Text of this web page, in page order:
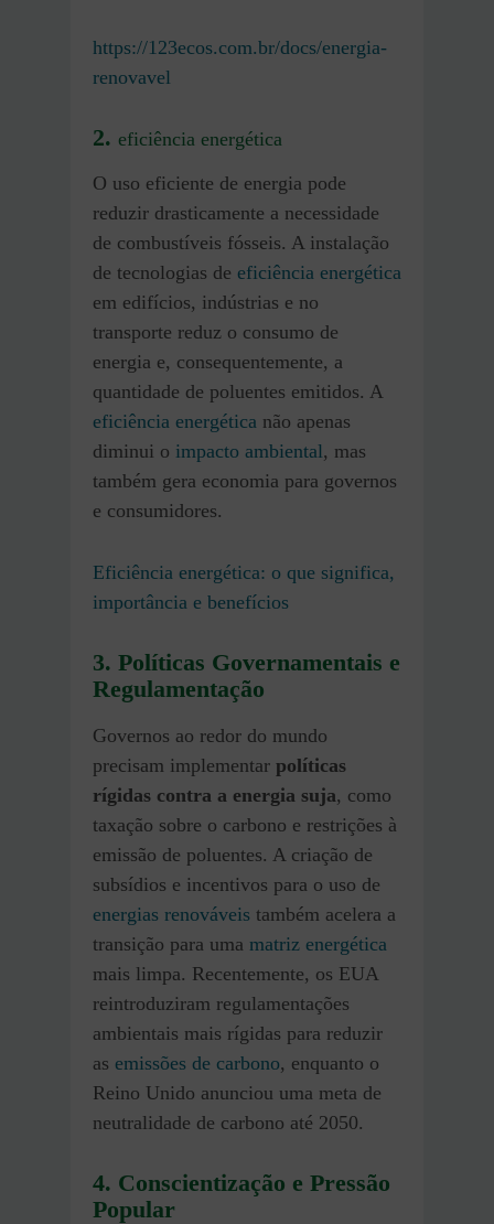
https://123ecos.com.br/docs/energia-
renovavel
2. eficiência energética
O uso eficiente de energia pode
reduzir drasticamente a necessidade
de combustíveis fósseis. A instalação
de tecnologias de eficiência energética
em edifícios, indústrias e no
transporte reduz o consumo de
energia e, consequentemente, a
quantidade de poluentes emitidos. A
eficiência energética não apenas
diminui o impacto ambiental, mas
também gera economia para governos
e consumidores.
Eficiência energética: o que significa,
importância e benefícios
3. Políticas Governamentais e
Regulamentação
Governos ao redor do mundo
precisam implementar políticas
rígidas contra a energia suja, como
taxação sobre o carbono e restrições à
emissão de poluentes. A criação de
subsídios e incentivos para o uso de
energias renováveis também acelera a
transição para uma matriz energética
mais limpa. Recentemente, os EUA
reintroduziram regulamentações
ambientais mais rígidas para reduzir
as emissões de carbono, enquanto o
Reino Unido anunciou uma meta de
neutralidade de carbono até 2050.
4. Conscientização e Pressão
Popular